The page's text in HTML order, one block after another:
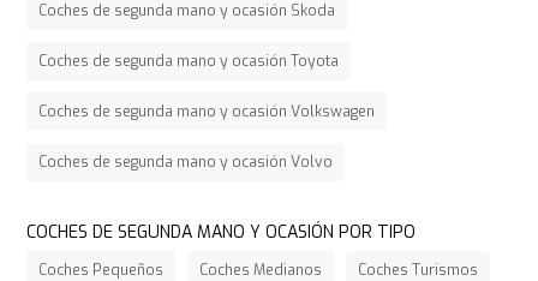
Coches de segunda mano y ocasión Skoda
Coches de segunda mano y ocasión Toyota
Coches de segunda mano y ocasión Volkswagen
Coches de segunda mano y ocasión Volvo
COCHES DE SEGUNDA MANO Y OCASIÓN POR TIPO
Coches Pequeños Coches Medianos Coches Turismos